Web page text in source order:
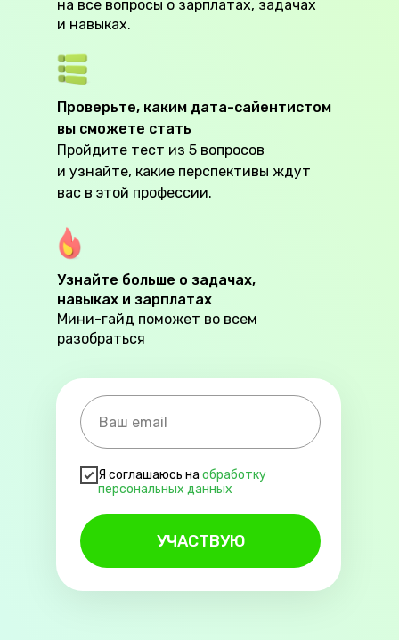
на все вопросы о зарплатах, задачах
и навыках.
Проверьте, каким дата-сайентистом
вы сможете стать
Пройдите тест из 5 вопросов
и узнайте, какие перспективы ждут
вас в этой профессии.
Узнайте больше о задачах,
навыках и зарплатах
Мини-гайд поможет во всем
разобраться
Я соглашаюсь на обработку
персональных данных
УЧАСТВУЮ
• Backend-